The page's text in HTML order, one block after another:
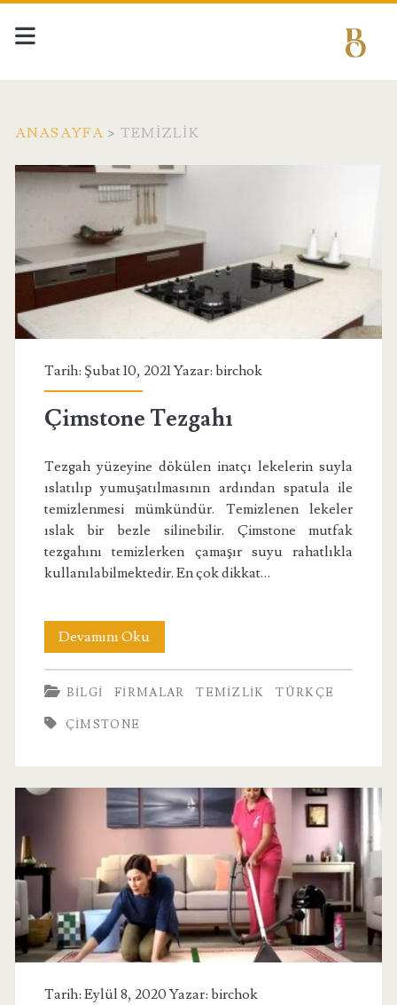
ANASAYFA > TEMIZLIK
Kategori:
<span>Temizlik</span>
Tarih: Şubat 10, 2021 Yazar: birchok
Çimstone Tezgahı
Tezgah yüzeyine dökülen inatçı lekelerin suyla
ıslatılıp yumuşatılmasının ardından spatula ile
temizlenmesi mümkündür. Temizlenen lekeler
ıslak bir bezle silinebilir. Çimstone mutfak
tezgahını temizlerken çamaşır suyu rahatlıkla
kullanılabilmektedir. En çok dikkat…
Devamını OkuÇimstone
Tezgahı
BILGI FIRMALAR TEMIZLIK TÜRKÇE
ÇIMSTONE
Tarih: Eylül 8, 2020 Yazar: birchok